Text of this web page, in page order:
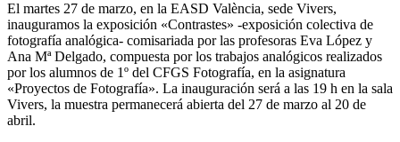
El martes 27 de marzo, en la EASD València, sede Vivers,
inauguramos la exposición «Contrastes» -exposición colectiva de
fotografía analógica- comisariada por las profesoras Eva López y
Ana Mª Delgado, compuesta por los trabajos analógicos realizados
por los alumnos de 1º del CFGS Fotografía, en la asignatura
«Proyectos de Fotografía». La inauguración será a las 19 h en la sala
Vivers, la muestra permanecerá abierta del 27 de marzo al 20 de
abril.